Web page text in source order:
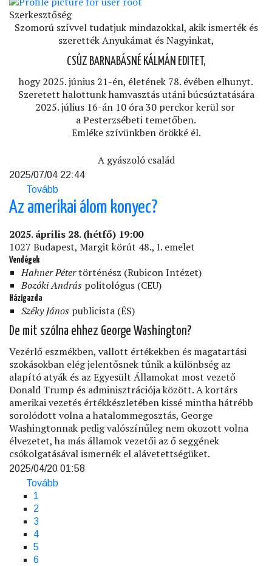
Szerkesztőség
Szomorú szívvel tudatjuk mindazokkal, akik ismerték és
szerették Anyukámat és Nagyinkat,
CSÚZ BARNABÁSNÉ KÁLMÁN EDITET,
hogy 2025. június 21-én, életének 78. évében elhunyt.
Szeretett halottunk hamvasztás utáni búcsúztatására
2025. július 16-án 10 óra 30 perckor kerül sor
a Pesterzsébeti temetőben.
Emléke szívünkben örökké él.
A gyászoló család
2025/07/04 22:44
Tovább
Az amerikai álom konyec?
2025. április 28. (hétfő) 19:00
1027 Budapest, Margit körút 48., I. emelet
Vendégek
Hahner Pétertörténész (Rubicon Intézet)
Bozóki András politológus (CEU)
Házigazda
Széky János publicista (ÉS)
De mit szólna ehhez George Washington?
Vezérlő eszmékben, vallott értékekben és magatartási
szokásokban elég jelentősnek tűnik a különbség az
alapító atyák és az Egyesült Államokat most vezető
Donald Trump és adminisztrációja között. A kortárs
amerikai vezetés értékkészletében kissé mintha hátrébb
sorolódott volna a hatalommegosztás, George
Washingtonnak pedig valószínűleg nem okozott volna
élvezetet, ha más államok vezetői az ő seggének
csókolgatásával ismernék el alávetettségüket.
2025/04/20 01:58
Tovább
Oldalszámozás
Jelenlegi
oldal
1
Page
2
Page
3
Page
4
Page
5
Page
6